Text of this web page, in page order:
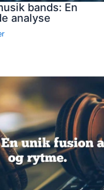
bands: En
analyse